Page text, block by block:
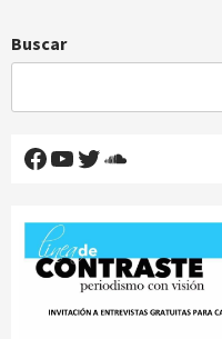
Buscar
Facebook
YouTube
Twitter
SoundCloud